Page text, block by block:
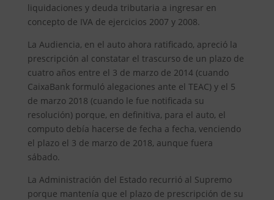
liquidaciones y deuda tributaria a ingresar en
concepto de IVA de ejercicios 2007 y 2008.
La Audiencia, en el auto ahora ratificado, apreció la
prescripción al constatar el trascurso de un plazo de
cuatro años entre el 3 de marzo de 2014 (cuando
CaixaBank formuló alegaciones ante el TEAC) y el 5
de marzo 2018 (cuando le fue notificada su
resolución) porque, en definitiva, para el auto, el
computo debía hacerse de fecha a fecha, venciendo
el plazo el 3 de marzo de 2018, aunque fuera
sábado.
La Administración del Estado recurrió al Supremo
porque mantenía que el plazo de prescripción de su